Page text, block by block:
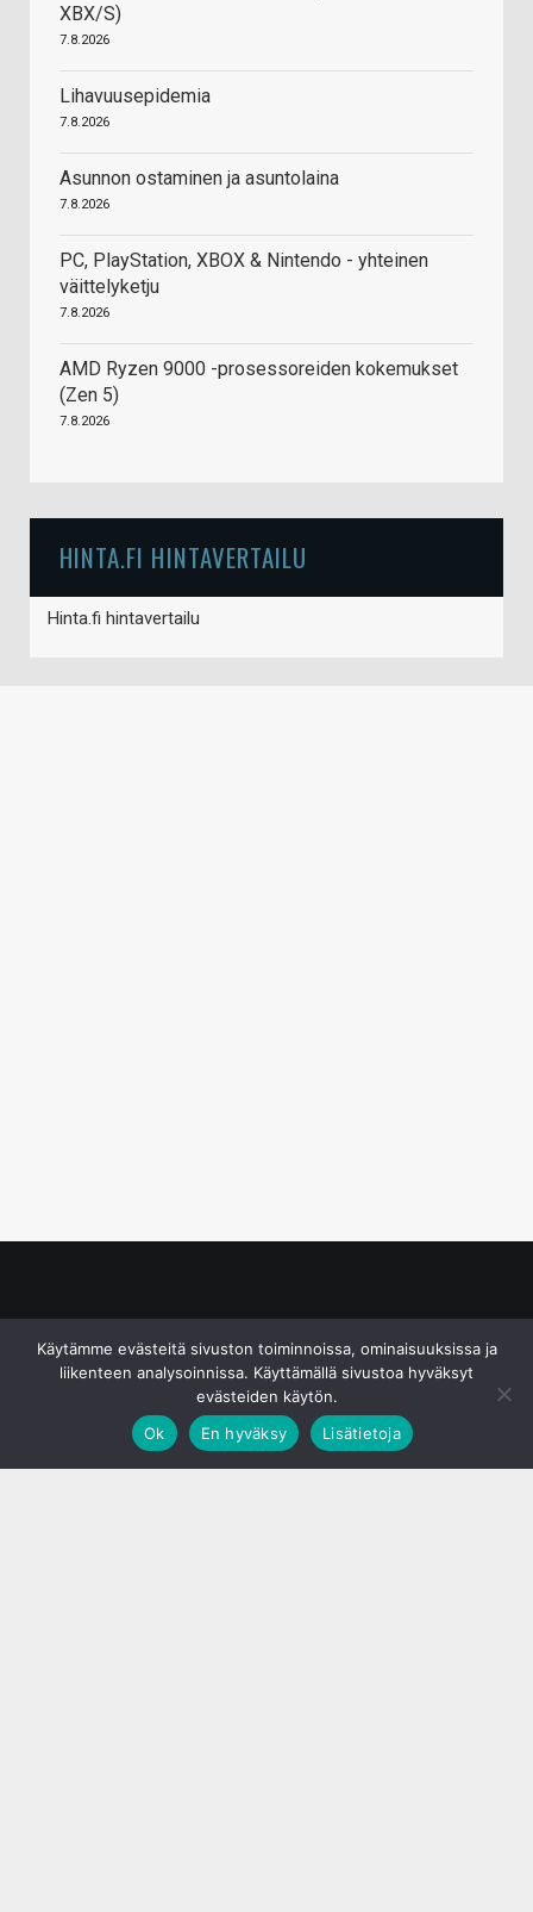
XBX/S)
7.8.2026
Lihavuusepidemia
7.8.2026
Asunnon ostaminen ja asuntolaina
7.8.2026
PC, PlayStation, XBOX & Nintendo - yhteinen
väittelyketju
7.8.2026
AMD Ryzen 9000 -prosessoreiden kokemukset
(Zen 5)
7.8.2026
HINTA.FI HINTAVERTAILU
Hinta.fi hintavertailu
Käytämme evästeitä sivuston toiminnoissa, ominaisuuksissa ja
liikenteen analysoinnissa. Käyttämällä sivustoa hyväksyt
evästeiden käytön.
Ok
En hyväksy Lisätietoja